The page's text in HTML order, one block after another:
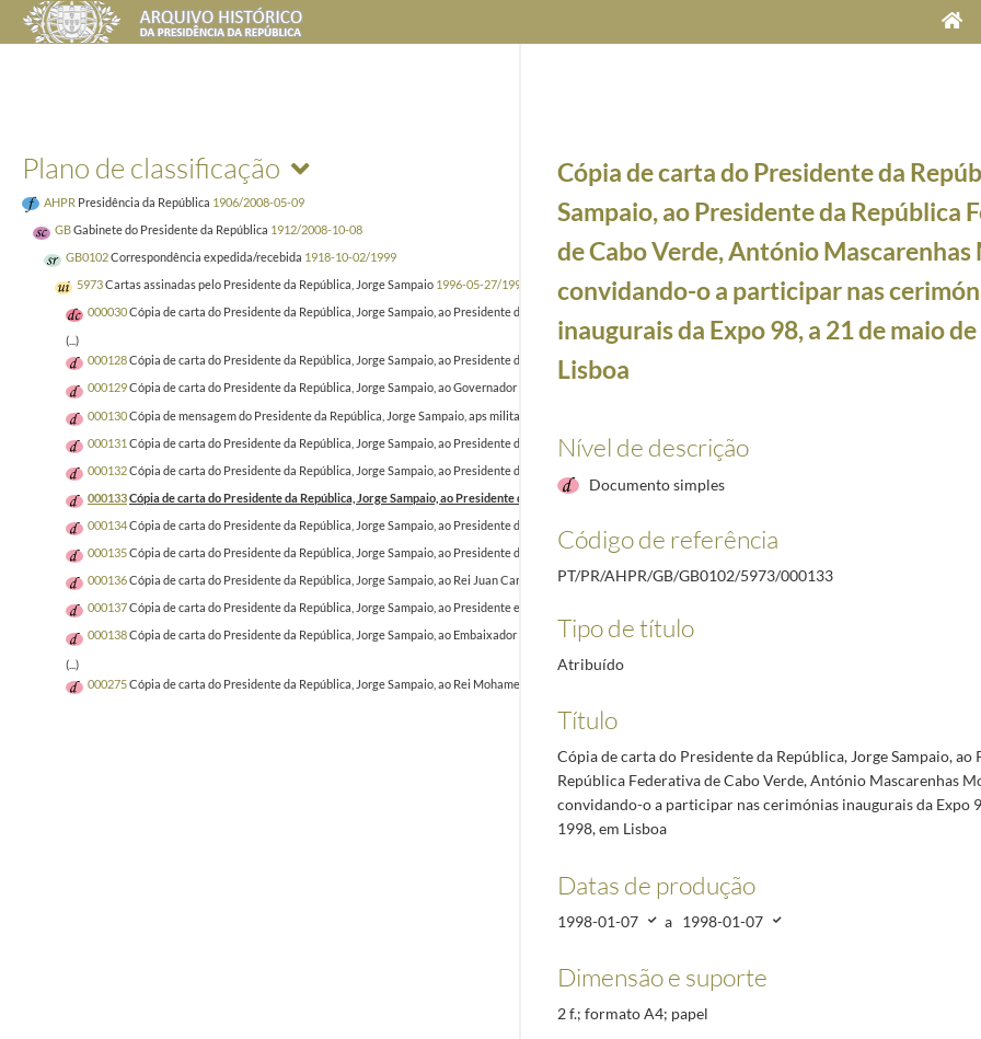
Plano de classificação
AHPR Presidência da República 1906/2008-05-09
GBGabinete do Presidente da República 1912/2008-10-08
GB0102Correspondência expedida/recebida 1918-10-02/1999
5973Cartas assinadas pelo Presidente da República, Jorge Sampaio 1996-05-27/1999-08-30
000030Cópia de carta do Presidente da República, Jorge Sampaio, ao Presidente da República da Guiné-Bissau, João Bernardo Vieira, informando que o assunto que
(...)
000128Cópia de carta do Presidente da República, Jorge Sampaio, ao Presidente do Senado Federal, António Carlos Magalhães, agradecendo a forma cordial como o
000129Cópia de carta do Presidente da República, Jorge Sampaio, ao Governador do Estado da Baía, Paulo Ganem Souto, agradecendo o envio de vídeo que regista a
000130Cópia de mensagem do Presidente da República, Jorge Sampaio, aps militares portugueses destacados na Bósnia e Herzegovina
000131 Cópia de carta do Presidente da República, Jorge Sampaio, ao Presidente da República da Índia, Kocheril Raman Narayanan, congratulando-se com a sua vinda
000132Cópia de carta do Presidente da República, Jorge Sampaio, ao Presidente da República Federativa do Brasil, Fernando Henrique Cardoso, convidando-o a
000133Cópia de carta do Presidente da República, Jorge Sampaio, ao Presidente da República Federativa de Cabo Verde, António Mascarenhas Monteiro, convidando-o
000134Cópia de carta do Presidente da República, Jorge Sampaio, ao Presidente da República Italiana, Oscar Luigi Scalfaro, agradecendo a atenção prestada à carta
000135Cópia de carta do Presidente da República, Jorge Sampaio, ao Presidente da República Federal da Alemanha, Roman Herzog, convidando-o a participar na
000136Cópia de carta do Presidente da República, Jorge Sampaio, ao Rei Juan Carlos I de Espanha, convidando-o a participar na cerimónia de inauguração da Expo 98, no
000137Cópia de carta do Presidente da República, Jorge Sampaio, ao Presidente eleito da República das Honduras, Carlos Roberto Flores Facusse, agradecendo o
000138Cópia de carta do Presidente da República, Jorge Sampaio, ao Embaixador de Portugal no México, Álvaro Gonçalves Pereira, nomeando-o seu Representante
(...)
000275Cópia de carta do Presidente da República, Jorge Sampaio, ao Rei Mohamed VI de Marrocos, cumprimentando-o pela sua ascensão ao trono e lembrando os
Cópia de carta do Presidente da
Sampaio, ao Presidente da República
de Cabo Verde, António
convidando-o a participar nas
inaugurais da Expo 98, a 21 de maio
Lisboa
Nível de descrição
Documento simples
Código de referência
PT/PR/AHPR/GB/GB0102/5973/000133
Tipo de título
Atribuído
Título
Cópia de carta do Presidente da República, Jorge Sampaio, ao
República Federativa de Cabo Verde, António Mascarenhas
convidando-o a participar nas cerimónias inaugurais da Expo
1998, em Lisboa
Datas de produção
1998-01-07 a 1998-01-07
Dimensão e suporte
2 f.; formato A4; papel